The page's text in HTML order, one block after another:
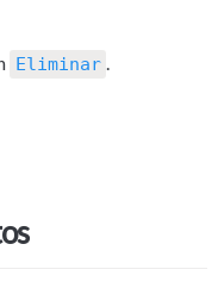
Eliminar .